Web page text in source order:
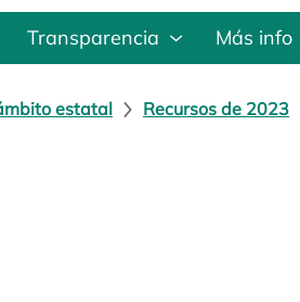
Transparencia Más info
estatal Recursos de 2023